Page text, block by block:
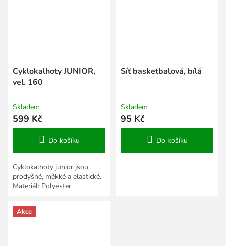
Cyklokalhoty JUNIOR,
vel. 160
Skladem
599 Kč
Do košíku
Cyklokalhoty junior jsou
prodyšné, měkké a elastické.
Materiál: Polyester
Síť basketbalová, bílá
Skladem
95 Kč
Do košíku
Akce